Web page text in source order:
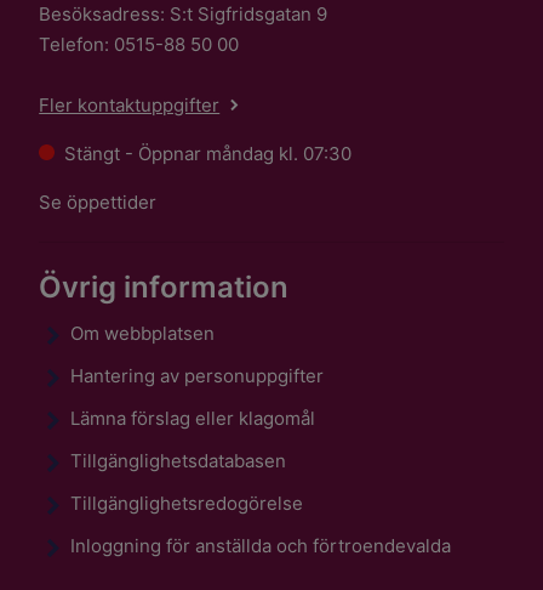
Besöksadress: S:t Sigfridsgatan 9
Telefon: 0515-88 50 00
Fler kontaktuppgifter
Stängt - Öppnar måndag kl. 07:30
Se öppettider
Övrig information
Om webbplatsen
Hantering av personuppgifter
Lämna förslag eller klagomål
Tillgänglighetsdatabasen
Tillgänglighetsredogörelse
Inloggning för anställda och förtroendevalda